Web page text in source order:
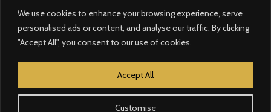
We use cookies to enhance your browsing experience, serve
personalised ads or content, and analyse our traffic. By clicking
"Accept All", you consent to our use of cookies.
Customise
Accept All
Payment System:
Shipping System: